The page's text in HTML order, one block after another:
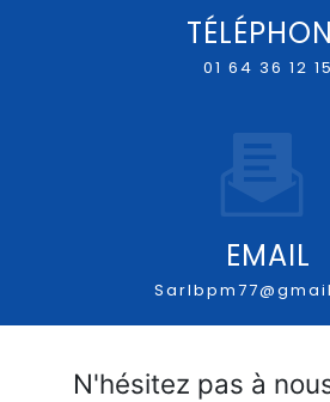
01 64 36 12 15
EMAIL
N'hésitez pas à